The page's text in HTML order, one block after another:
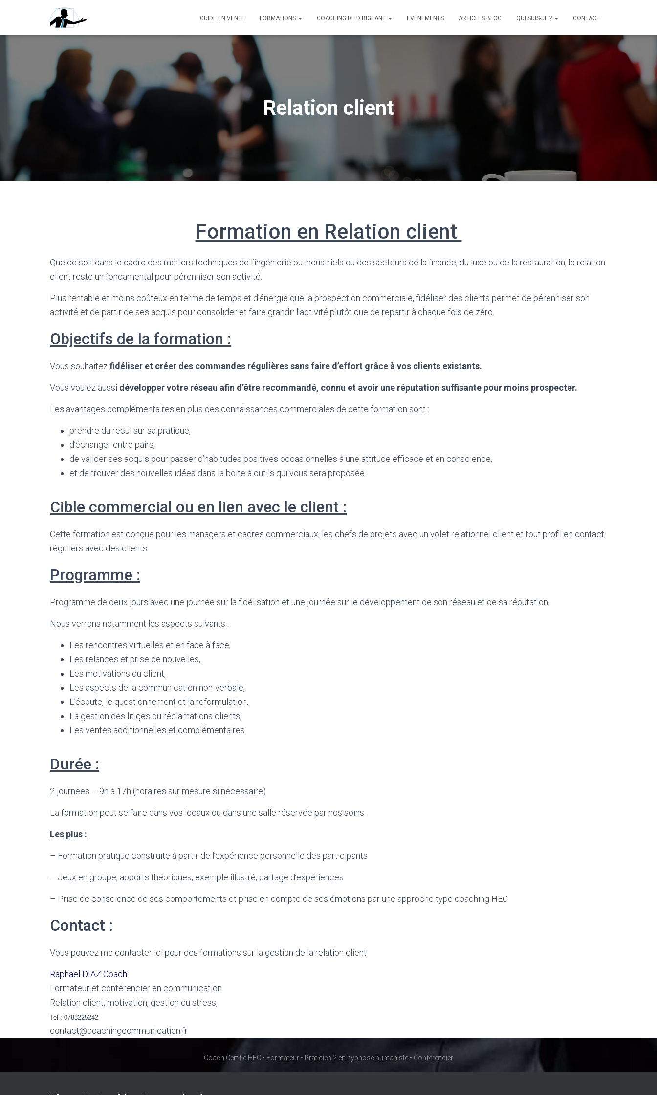
GUIDE EN VENTE FORMATIONS COACHING DE DIRIGEANT EVÉNEMENTS ARTICLES BLOG QUI SUIS-JE ? CONTACT
Relation client
Formation en Relation client
Que ce soit dans le cadre des métiers techniques de l’ingénierie ou industriels ou des secteurs de la finance, du luxe ou de la restauration, la relation
client reste un fondamental pour pérenniser son activité.
Plus rentable et moins coûteux en terme de temps et d’énergie que la prospection commerciale, fidéliser des clients permet de pérenniser son
activité et de partir de ses acquis pour consolider et faire grandir l’activité plutôt que de repartir à chaque fois de zéro.
Objectifs de la formation :
Vous souhaitez fidéliser et créer des commandes régulières sans faire d’effort grâce à vos clients existants.
Vous voulez aussi développer votre réseau afin d’être recommandé, connu et avoir une réputation suffisante pour moins prospecter.
Les avantages complémentaires en plus des connaissances commerciales de cette formation sont :
prendre du recul sur sa pratique,
d’échanger entre pairs,
de valider ses acquis pour passer d’habitudes positives occasionnelles à une attitude efficace et en conscience,
et de trouver des nouvelles idées dans la boite à outils qui vous sera proposée.
Cible commercial ou en lien avec le client :
Cette formation est conçue pour les managers et cadres commerciaux, les chefs de projets avec un volet relationnel client et tout profil en contact
réguliers avec des clients.
Programme :
Programme de deux jours avec une journée sur la fidélisation et une journée sur le développement de son réseau et de sa réputation.
Nous verrons notamment les aspects suivants :
Les rencontres virtuelles et en face à face,
Les relances et prise de nouvelles,
Les motivations du client,
Les aspects de la communication non-verbale,
L’écoute, le questionnement et la reformulation,
La gestion des litiges ou réclamations clients,
Les ventes additionnelles et complémentaires.
Durée :
2 journées – 9h à 17h (horaires sur mesure si nécessaire)
La formation peut se faire dans vos locaux ou dans une salle réservée par nos soins.
Les plus :
– Formation pratique construite à partir de l’expérience personnelle des participants
– Jeux en groupe, apports théoriques, exemple illustré, partage d’expériences
– Prise de conscience de ses comportements et prise en compte de ses émotions par une approche type coaching HEC
Contact :
Vous pouvez me contacter ici pour des formations sur la gestion de la relation client
Raphael DIAZ Coach
Formateur et conférencier en communication
Relation client, motivation, gestion du stress,
Tel : 0783225242
contact@coachingcommunication.fr
Coach Certifié HEC • Formateur • Praticien 2 en hypnose humaniste • Conférencier